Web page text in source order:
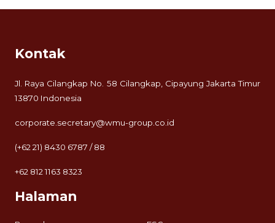
Kontak
Jl. Raya Cilangkap No. 58 Cilangkap, Cipayung Jakarta Timur
13870 Indonesia
corporate.secretary@wmu-group.co.id
(+62 21) 8430 6787 / 88
+62 812 1163 8323
Halaman